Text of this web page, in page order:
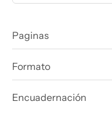
Paginas
Formato
Encuadernación